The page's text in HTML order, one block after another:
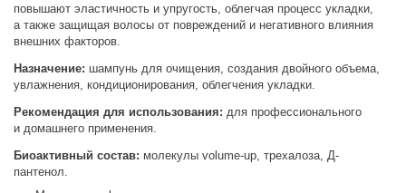
повышают эластичность и упругость, облегчая процесс укладки,
а также защищая волосы от повреждений и негативного влияния
внешних факторов.
Назначение: шампунь для очищения, создания двойного объема,
увлажнения, кондиционирования, облегчения укладки.
Рекомендация для использования: для профессионального
и домашнего применения.
Биоактивный состав: молекулы volume-up, трехалоза, Д-
пантенол.